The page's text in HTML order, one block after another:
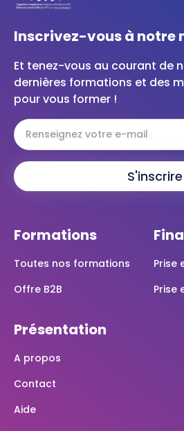
Formations
Toutes nos formations
Offre B2B
Prise
Prise
Présentation
A propos
Contact
Aide
Inscrivez-vous à notre
Et tenez-vous au courant de
dernières formations et des
pour vous former !